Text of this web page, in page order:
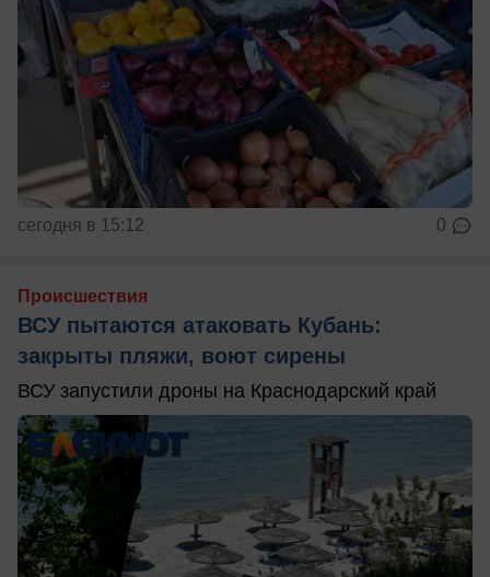
сегодня в 15:12 0
Происшествия
ВСУ пытаются атаковать Кубань:
закрыты пляжи, воют сирены
ВСУ запустили дроны на Краснодарский край